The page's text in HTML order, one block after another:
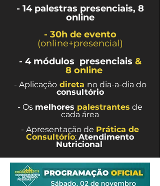
- 14 palestras presenciais, 8
online
- 30h de evento
(online+presencial)
- 4 módulos presenciais &
8 online
- Aplicação direta no dia-a-dia do
consultório
- Os melhores palestrantes de
cada área
- Apresentação de Prática de
Consultório: Atendimento
Nutricional